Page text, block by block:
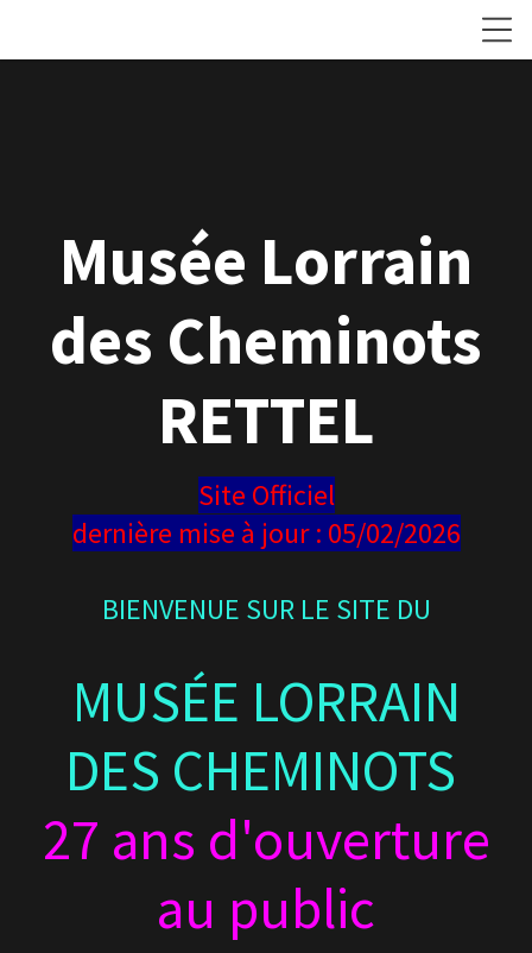
Musée Lorrain
des Cheminots
RETTEL
Site Officiel
dernière mise à jour : 05/02/2026
BIENVENUE SUR LE SITE DU
MUSÉE LORRAIN
DES CHEMINOTS
27 ans d'ouverture
au public